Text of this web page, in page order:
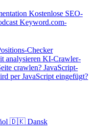
Kostenlose SEO-
Keyword.com-
Checker
analysieren KI-Crawler-
crawlen? JavaScript-
per JavaScript eingefügt?
🇩🇰 Dansk